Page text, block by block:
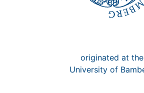
originated at the
University of